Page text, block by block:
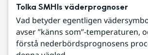
Tolka SMHIs väderprognoser
Vad betyder egentligen
avser ”känns som”-temperaturen,
förstå nederbördsprognosens